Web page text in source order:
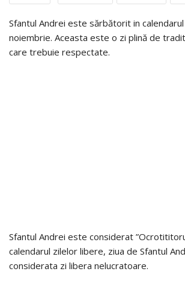
Sfantul Andrei este sărbătorit in
noiembrie. Aceasta este o zi plină de
care trebuie respectate.
Sfantul Andrei este considerat
calendarul zilelor libere, ziua de Sfantul
considerata zi libera nelucratoare.